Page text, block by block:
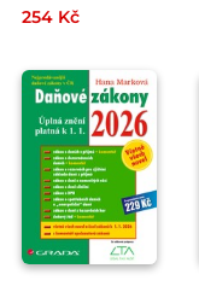
254 Kč